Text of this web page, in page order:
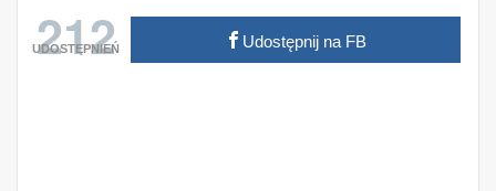
212
UDOSTĘPNIEŃ Udostępnij na FB